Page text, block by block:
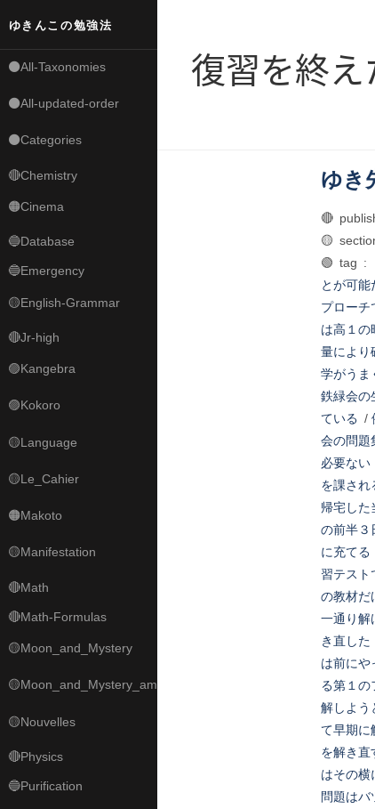
ゆきんこの勉強法
⚫All-Taxonomies
⚫All-updated-order
⚫Categories
🔴Chemistry
🟠Cinema
🔵Database
🔵Emergency
🟡English-Grammar
🔴Jr-high
🟣Kangebra
🟣Kokoro
🟡Language
🟡Le_Cahier
🟠Makoto
🟡Manifestation
🔴Math
🔴Math-Formulas
🟡Moon_and_Mystery
🟡Moon_and_Mystery_am
🟡Nouvelles
🔴Physics
🔵Purification
復習を終
ゆき
🔴
🟡
🟢 tag :
とが可能
プローチ
は高１の
量により
学がうま
鉄緑会の
ている /
会の問題
必要ない
を課され
帰宅した
の前半３
に充てる
習テスト
の教材だ
一通り解
き直した
は前にや
る第１の
解しよう
て早期に
を解き直
はその横
問題はバ